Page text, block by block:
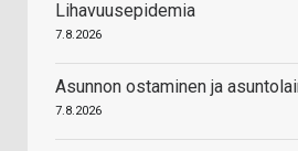
Lihavuusepidemia
7.8.2026
Asunnon ostaminen ja
7.8.2026